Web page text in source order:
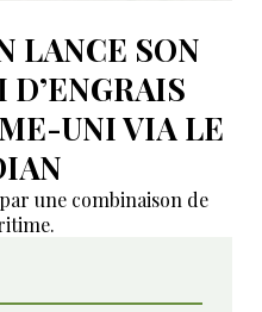
LANCE SON
UNI VIA LE
une combinaison de